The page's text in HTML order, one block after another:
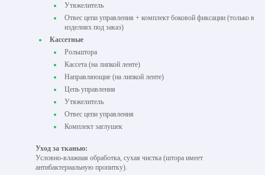
Утяжелитель
Отвес цепи управления + комплект боковой фиксации (только в
изделиях под заказ)
Кассетные
Рольштора
Кассета (на липкой ленте)
Направляющие (на липкой ленте)
Цепь управления
Утяжелитель
Отвес цепи управления
Комплект заглушек
Уход за тканью:
Условно-влажная обработка, сухая чистка (штора имеет
антибактериальную пропитку).